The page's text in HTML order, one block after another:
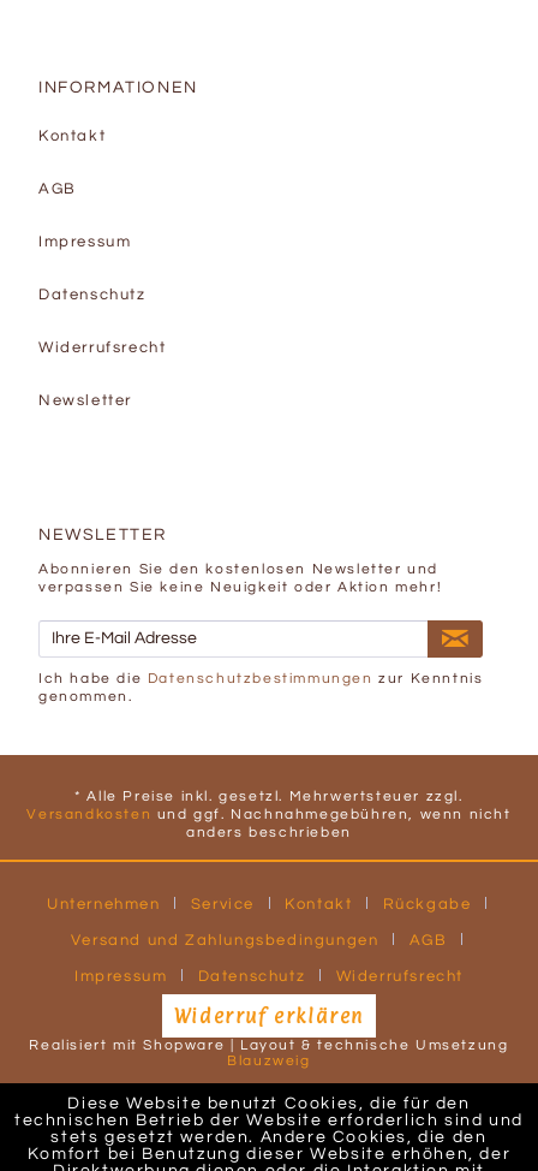
INFORMATIONEN
Kontakt
AGB
Impressum
Datenschutz
Widerrufsrecht
Newsletter
NEWSLETTER
Abonnieren Sie den kostenlosen Newsletter und
verpassen Sie keine Neuigkeit oder Aktion mehr!
Ich habe die Datenschutzbestimmungen zur Kenntnis
genommen.
* Alle Preise inkl. gesetzl. Mehrwertsteuer zzgl.
Versandkosten und ggf. Nachnahmegebühren, wenn nicht
anders beschrieben
Unternehmen Service Kontakt Rückgabe
Versand und Zahlungsbedingungen AGB
Impressum Datenschutz Widerrufsrecht
Widerruf erklären
Realisiert mit Shopware | Layout & technische Umsetzung
Blauzweig
Diese Website benutzt Cookies, die für den
technischen Betrieb der Website erforderlich sind und
stets gesetzt werden. Andere Cookies, die den
Komfort bei Benutzung dieser Website erhöhen, der